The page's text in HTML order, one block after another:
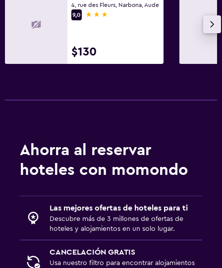
Masajes
Estacionamiento y transporte
TV por cable o vía satélite
Servicios de cuidado de niños (con cargos)
Plancha y tabla de planchar
4, rue des Fleurs, Narbona, Aude
9,0
3 estrellas
$130
Ahorra al reservar
hoteles con momondo
Las mejores ofertas de hoteles para ti
Descubre más de 3 millones de ofertas de
hoteles y alojamientos en un solo lugar.
CANCELACIÓN GRATIS
Usa nuestro filtro para encontrar alojamientos